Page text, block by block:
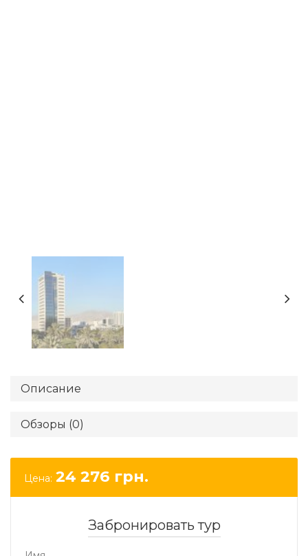
Описание
Обзоры (0)
Цена: 24 276 грн.
Забронировать тур